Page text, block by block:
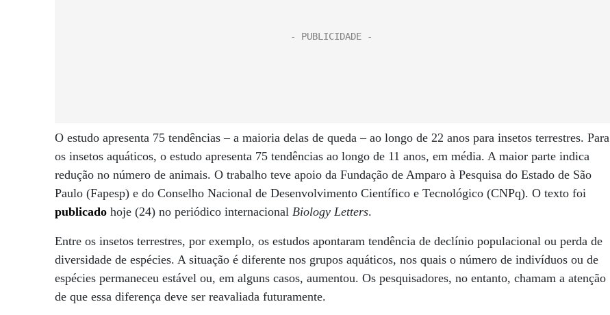
O estudo apresenta 75 tendências – a maioria delas de queda – ao longo de 22 anos para insetos terrestres. Para
os insetos aquáticos, o estudo apresenta 75 tendências ao longo de 11 anos, em média. A maior parte indica
redução no número de animais. O trabalho teve apoio da Fundação de Amparo à Pesquisa do Estado de São
Paulo (Fapesp) e do Conselho Nacional de Desenvolvimento Científico e Tecnológico (CNPq). O texto foi
publicado hoje (24) no periódico internacional Biology Letters.
Entre os insetos terrestres, por exemplo, os estudos apontaram tendência de declínio populacional ou perda de
diversidade de espécies. A situação é diferente nos grupos aquáticos, nos quais o número de indivíduos ou de
espécies permaneceu estável ou, em alguns casos, aumentou. Os pesquisadores, no entanto, chamam a atenção
de que essa diferença deve ser reavaliada futuramente.